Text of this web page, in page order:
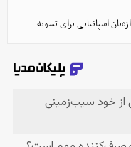
اسپانیایی برای تسویه